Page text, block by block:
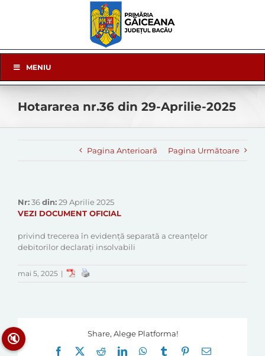
Navigation
MENIU
Hotararea nr.36 din 29-Aprilie-2025
Pagina Anterioară Pagina Următoare
Nr:36din:29 Aprilie 2025
VEZI DOCUMENT OFICIAL
privind trecerea în evidență separată a creanțelor
debitorilor declarați insolvabili
mai 5, 2025 |
Share, Alege Platforma!
Facebook
RedditLinkedInWhatsApp
Tumblr Pinterest
E-
🔇